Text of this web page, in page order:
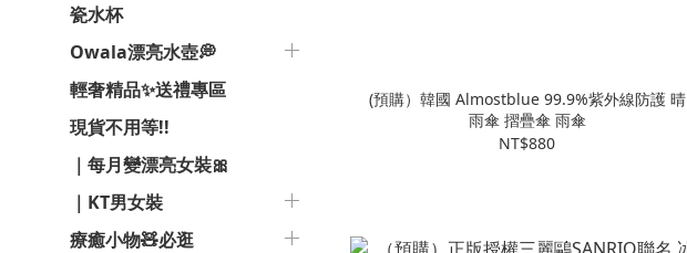
瓷水杯
Owala漂亮水壺💭
輕奢精品✨送禮專區
現貨不用等!!
｜每月變漂亮女裝🎀
｜KT男女裝
療癒小物🧸必逛
(預購）韓國 Almostblue 99.9%紫外線防護 晴
雨傘 摺疊傘 雨傘
NT$880